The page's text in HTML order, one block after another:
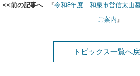
<<前の記事へ
『令和8年度 和泉市営信太山
ご案内』
トピックス一覧へ